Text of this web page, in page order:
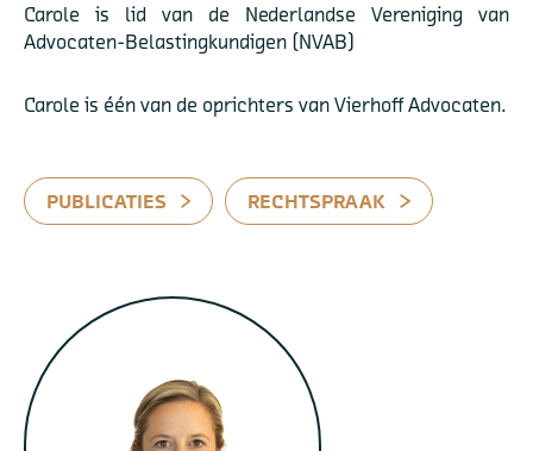
Carole is lid van de Nederlandse Vereniging van
Advocaten-Belastingkundigen (NVAB)
Carole is één van de oprichters van Vierhoff Advocaten.
PUBLICATIES RECHTSPRAAK